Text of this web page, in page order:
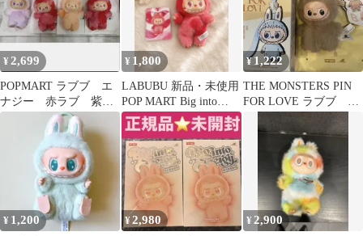
¥2,699
POPMART ラブブ エ
ナジー 赤ラブ 紫ラ
ック オレンジハピネ
ス 正規品
¥ 1,800
LABUBU 新品・未使用
POP MART Big into
Energy
¥1,222
THE MONSTERS PIN
FOR LOVE ラブブ イ
¥ 1,200 ¥2,980 ¥ 2,900